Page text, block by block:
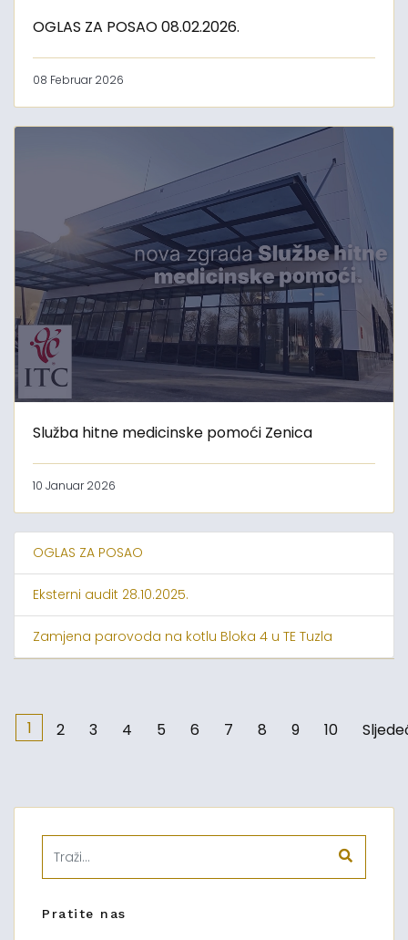
OGLAS ZA POSAO 08.02.2026.
08 Februar 2026
Služba hitne medicinske pomoći Zenica
10 Januar 2026
OGLAS ZA POSAO
Eksterni audit 28.10.2025.
Zamjena parovoda na kotlu Bloka 4 u TE Tuzla
1 2 3 4 5 6 7 8 9 10
Pratite nas